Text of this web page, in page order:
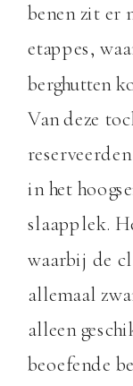
benen zit er
etappes,
berghutten
Van deze
in het
slaapplek.
waarbij de
allemaal
alleen
beoefende